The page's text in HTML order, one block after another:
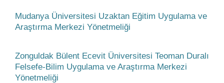
Mudanya Üniversitesi Uzaktan Eğitim Uygulama ve
Araştırma Merkezi Yönetmeliği
Zonguldak Bülent Ecevit Üniversitesi Teoman Duralı
Felsefe-Bilim Uygulama ve Araştırma Merkezi
Yönetmeliği